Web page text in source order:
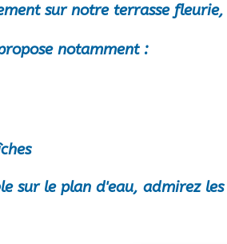
sur notreterrasse fleurie,
notamment :
sur le plan d'eau, admirez